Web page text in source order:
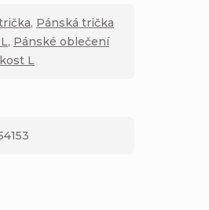
, Pánská trička
, Pánské oblečení
L